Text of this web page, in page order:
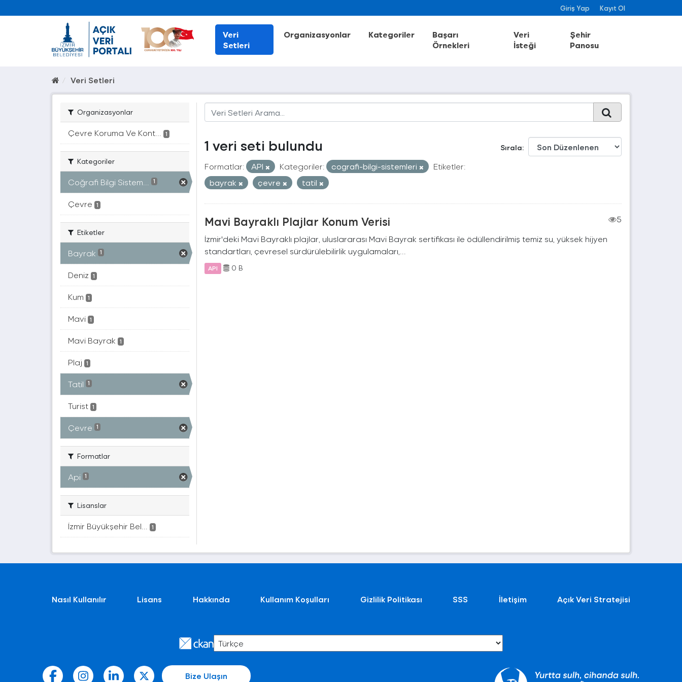
Giriş Yap Kayıt Ol
Veri
Setleri
Organizasyonlar Kategoriler
Başarı
Örnekleri
Veri
İsteği
Şehir
Panosu
Veri Setleri
Organizasyonlar
Çevre Koruma Ve Kont... 1
Kategoriler
Coğrafi Bilgi Sistem... 1
Çevre 1
Etiketler
Bayrak 1
Deniz 1
Kum 1
Mavi 1
Mavi Bayrak 1
Plaj 1
Tatil 1
Turist 1
Çevre 1
Formatlar
Api 1
Lisanslar
İzmir Büyükşehir Bel... 1
Sırala
1 veri seti bulundu
Formatlar: API Kategoriler: cografi-bilgi-sistemleri
Etiketler:
bayrak
çevre tatil
Mavi Bayraklı Plajlar Konum Verisi
5
İzmir'deki Mavi Bayraklı plajlar, uluslararası Mavi Bayrak sertifikası ile ödüllendirilmiş temiz su, yüksek hijyen
standartları, çevresel sürdürülebilirlik uygulamaları,...
API 0 B
Nasıl Kullanılır Lisans Hakkında Kullanım Koşulları Gizlilik Politikası SSS İletişim Açık Veri Stratejisi
Bize Ulaşın